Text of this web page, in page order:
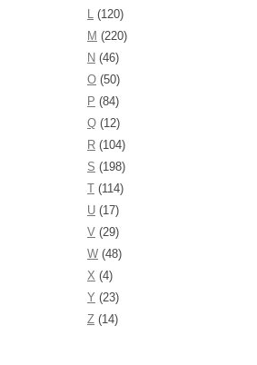
L (120)
M (220)
N (46)
O (50)
P (84)
Q (12)
R (104)
S (198)
T (114)
U (17)
V (29)
W (48)
X (4)
Y (23)
Z (14)